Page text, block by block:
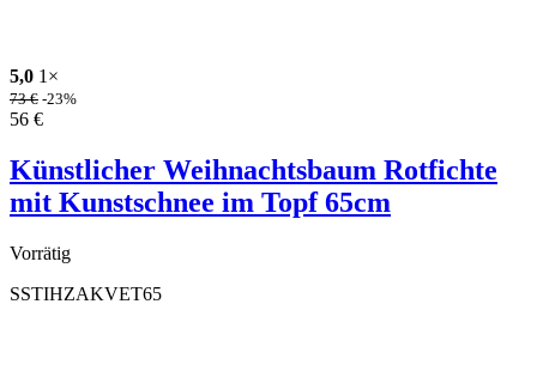
5,0 1×
73€ -23%
56 €
Künstlicher Weihnachtsbaum Rotfichte
mit Kunstschnee im Topf 65cm
Vorrätig
SSTIHZAKVET65